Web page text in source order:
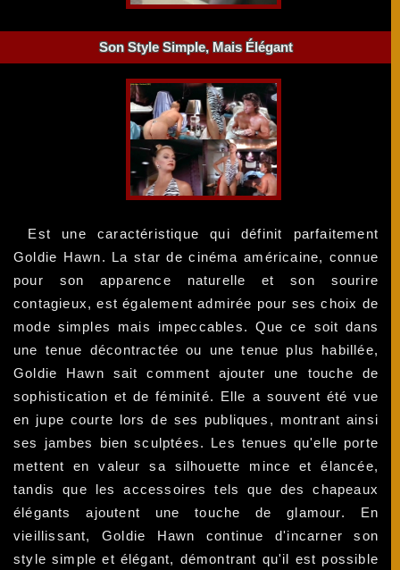
Son Style Simple, Mais Élégant
Est une caractéristique qui définit parfaitement
Goldie Hawn. La star de cinéma américaine, connue
pour son apparence naturelle et son sourire
contagieux, est également admirée pour ses choix de
mode simples mais impeccables. Que ce soit dans
une tenue décontractée ou une tenue plus habillée,
Goldie Hawn sait comment ajouter une touche de
sophistication et de féminité. Elle a souvent été vue
en jupe courte lors de ses publiques, montrant ainsi
ses jambes bien sculptées. Les tenues qu'elle porte
mettent en valeur sa silhouette mince et élancée,
tandis que les accessoires tels que des chapeaux
élégants ajoutent une touche de glamour. En
vieillissant, Goldie Hawn continue d'incarner son
style simple et élégant, démontrant qu'il est possible